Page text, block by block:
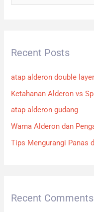
c
f
o
r
:
Recent Posts
atap alderon double layer
Ketahanan Alderon vs
atap alderon gudang
Warna Alderon dan
Tips Mengurangi Panas
Recent Comments